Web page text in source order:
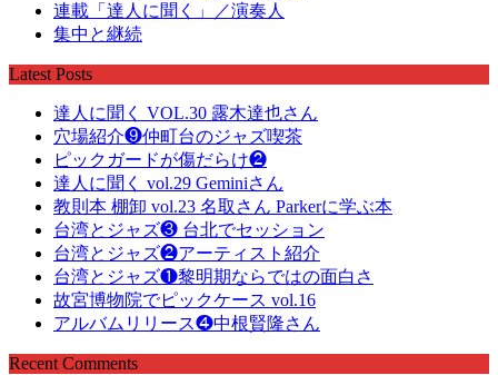
連載「達人に聞く」／演奏人
集中と継続
Latest Posts
達人に聞く VOL.30 露木達也さん
穴場紹介❾仲町台のジャズ喫茶
ピックガードが傷だらけ❷
達人に聞く vol.29 Geminiさん
教則本 棚卸 vol.23 名取さん Parkerに学ぶ本
台湾とジャズ❸ 台北でセッション
台湾とジャズ❷アーティスト紹介
台湾とジャズ❶黎明期ならではの面白さ
故宮博物院でピックケース vol.16
アルバムリリース❹中根賢隆さん
Recent Comments